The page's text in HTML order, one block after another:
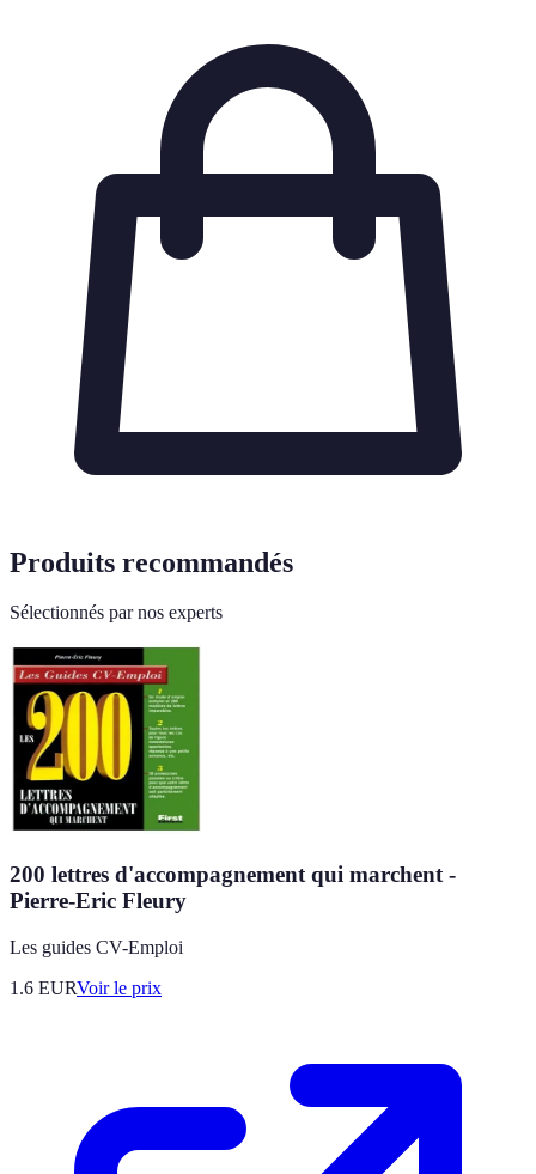
Produits recommandés
Sélectionnés par nos experts
200 lettres d'accompagnement qui marchent -
Pierre-Eric Fleury
Les guides CV-Emploi
1.6 EURVoir le prix